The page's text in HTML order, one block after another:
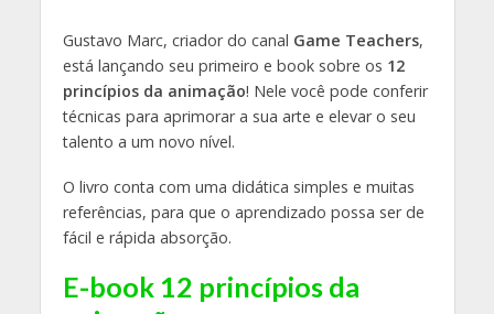
Gustavo Marc, criador do canal Game Teachers,
está lançando seu primeiro e book sobre os 12
princípios da animação! Nele você pode conferir
técnicas para aprimorar a sua arte e elevar o seu
talento a um novo nível.
O livro conta com uma didática simples e muitas
referências, para que o aprendizado possa ser de
fácil e rápida absorção.
E-book 12 princípios da